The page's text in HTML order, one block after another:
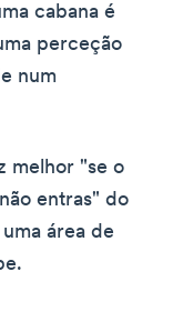
cabana é
perceção
num
melhor "se o
entras" do
área de